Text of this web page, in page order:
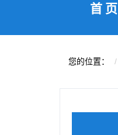
首页
您的位置：